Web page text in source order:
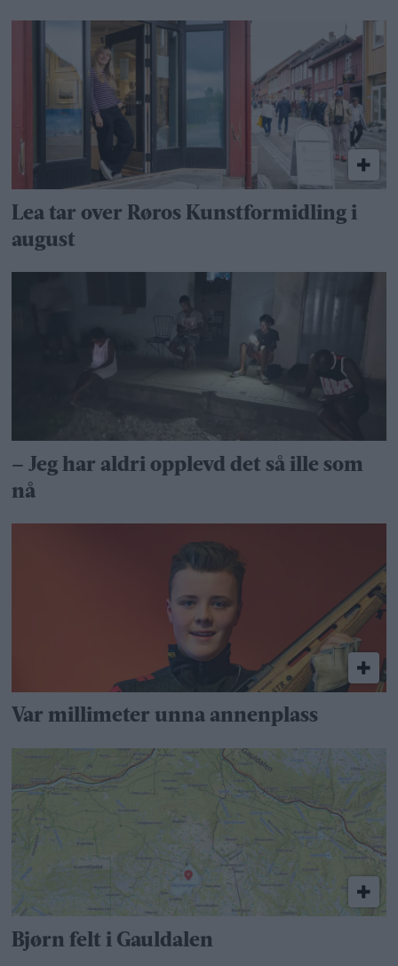
Lea tar over Røros Kunstformidling i
august
– Jeg har aldri opplevd det så ille som
nå
Var millimeter unna annenplass
Bjørn felt i Gauldalen